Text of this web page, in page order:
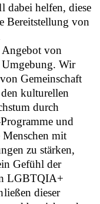
dabei helfen, diese
Bereitstellung von
Angebot von
Wir
Gemeinschaft
kulturellen
durch
und
mit
zu stärken,
Gefühl der
LGBTQIA+
dieser